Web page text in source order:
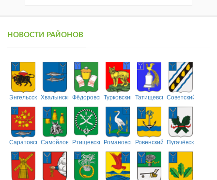
НОВОСТИ РАЙОНОВ
ЭнгельсскийХвалынскийФёдоровскийТурковский ТатищевскийСоветский
СаратовскийСамойловскийРтищевскийРомановскийРовенский Пугачёвский